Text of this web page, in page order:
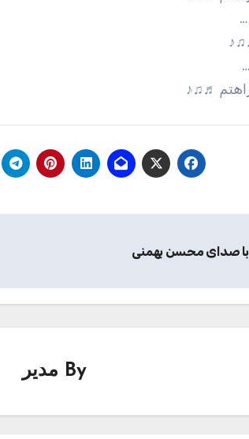
♬♫♪
صدای محسن بهمنی
By مدیر